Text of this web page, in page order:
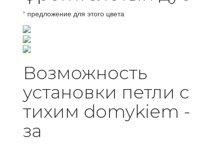
* предложение для этого цвета
Возможность
установки петли с
тихим domykiem -
за